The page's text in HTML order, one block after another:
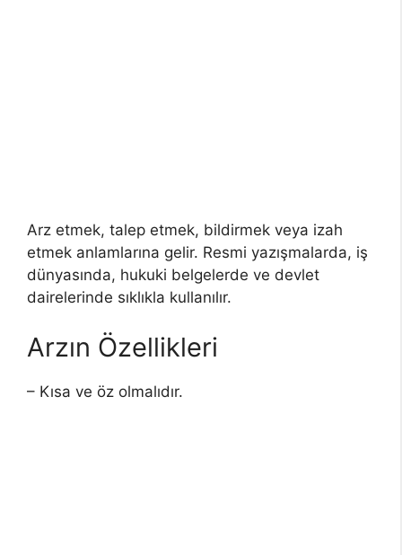
Arz etmek, talep etmek, bildirmek veya izah
etmek anlamlarına gelir. Resmi yazışmalarda, iş
dünyasında, hukuki belgelerde ve devlet
dairelerinde sıklıkla kullanılır.
Arzın Özellikleri
– Kısa ve öz olmalıdır.